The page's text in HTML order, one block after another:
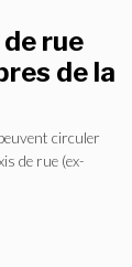
rue
de la
circuler
de rue (ex-